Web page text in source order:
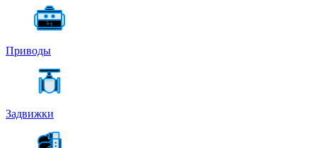
Приводы
Задвижки